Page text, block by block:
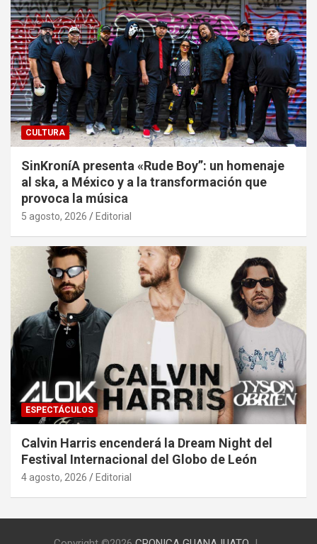
CULTURA
SinKroníA presenta «Rude Boy”: un homenaje
al ska, a México y a la transformación que
provoca la música
5 agosto, 2026 Editorial
ESPECTÁCULOS
Calvin Harris encenderá la Dream Night del
Festival Internacional del Globo de León
4 agosto, 2026 Editorial